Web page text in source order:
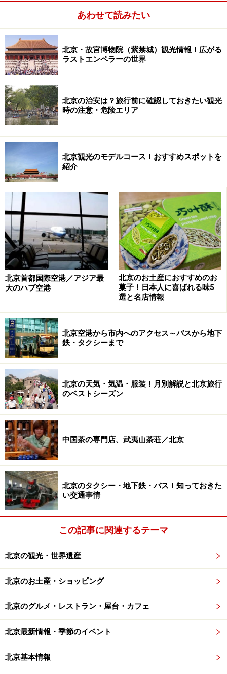
世界最大の城門といわれる故宮の正門。3つある入り口
のうち、中央が皇帝専用、両脇が貴族・官僚用のもので
あった。
2 太和門（清光緒期創設）
太和門
ここから保和殿までが外朝と称される最大のメインスポ
ット。太和殿で式典が行なわれる際、下級の官吏はこの
門の外で皇帝に拝礼した。
3 太和殿（清康熙期創設）
故宮の正殿。歴代皇帝の即位式や万寿節（皇帝の誕生
日）、結婚、季節ごとの大きな式典、出征、そして皇帝
の葬儀など宮廷の重要な式典を行った最も権威ある場
所。式典が行われた時は、太和殿前の広場に官吏たちが
ずらりと並び、全員で三跪九叩頭の礼を行った――まさに
ラストエンペラーの世界であった。
太和殿手前の石段を上ったところには「日時計」、「亀
の像」、「鶴の像」などが置かれているのでお見逃しな
く！
4 中和殿（明嘉靖期創設）
大和殿で式典が行われた際の控えの間。ここで皇帝が大
臣から祝辞を受けたり休憩したりした。
保和殿
あわせて読みたい
北京・故宮博物院（紫禁城）観光情報！広がる
ラストエンペラーの世界
北京の治安は？旅行前に確認しておきたい観光
時の注意・危険エリア
北京観光のモデルコース！おすすめスポットを
紹介
北京首都国際空港／アジア最
大のハブ空港
北京のお土産におすすめのお
菓子！日本人に喜ばれる味5
選と名店情報
北京空港から市内へのアクセス～バスから地下
鉄・タクシーまで
北京の天気・気温・服装！月別解説と北京旅行
のベストシーズン
中国茶の専門店、武夷山茶荘／北京
北京のタクシー・地下鉄・バス！知っておきた
い交通事情
この記事に関連するテーマ
北京の観光・世界遺産
北京のお土産・ショッピング
北京のグルメ・レストラン・屋台・カフェ
北京最新情報・季節のイベント
北京基本情報